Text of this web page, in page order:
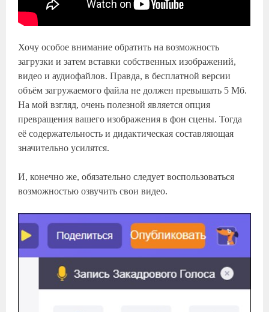
Хочу особое внимание обратить на возможность
загрузки и затем вставки собственных изображений,
видео и аудиофайлов. Правда, в бесплатной версии
объём загружаемого файла не должен превышать 5 Мб.
На мой взгляд, очень полезной является опция
превращения вашего изображения в фон сцены. Тогда
её содержательность и дидактическая составляющая
значительно усилятся.
И, конечно же, обязательно следует воспользоваться
возможностью озвучить свои видео.